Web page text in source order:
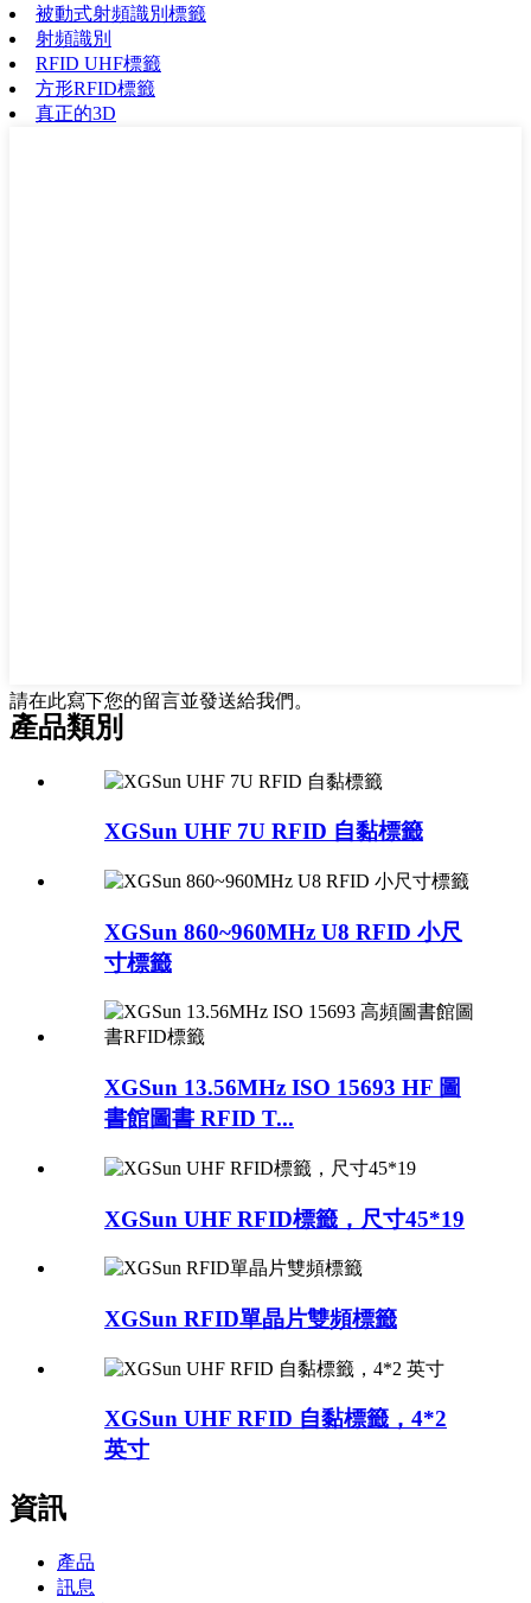
被動式射頻識別標籤
射頻識別
RFID UHF標籤
方形RFID標籤
真正的3D
請在此寫下您的留言並發送給我們。
產品類別
XGSun UHF 7U RFID 自黏標籤
XGSun 860~960MHz U8 RFID 小尺
寸標籤
XGSun 13.56MHz ISO 15693 HF 圖
書館圖書 RFID T...
XGSun UHF RFID標籤，尺寸45*19
XGSun RFID單晶片雙頻標籤
XGSun UHF RFID 自黏標籤，4*2
英寸
資訊
產品
訊息